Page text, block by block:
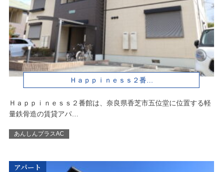
Ｈａｐｐｉｎｅｓｓ２番…
Ｈａｐｐｉｎｅｓｓ２番館は、奈良県香芝市五位堂に位置する軽
量鉄骨造の賃貸アパ…
あんしんプラスAC
アパート